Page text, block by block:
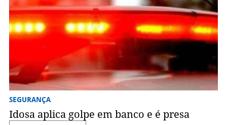
SEGURANÇA
Idosa aplica golpe em banco e é presa